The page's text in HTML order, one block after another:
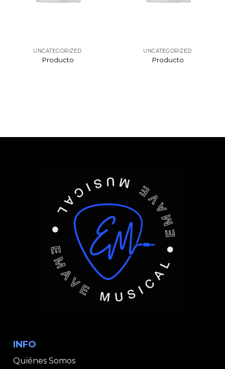
UNCATEGORIZED
Producto
UNCATEGORIZED
Producto
INFO
Quiénes Somos